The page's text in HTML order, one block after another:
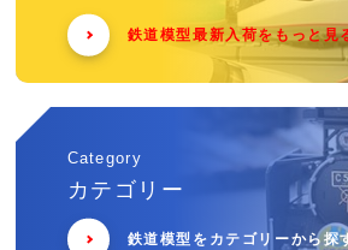
鉄道模型最新入荷をもっと見
Category
カテゴリー
鉄道模型をカテゴリーから探